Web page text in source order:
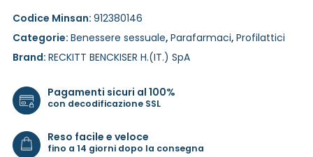
Codice Minsan: 912380146
Categorie: Benessere sessuale, Parafarmaci, Profilattici
Brand: RECKITT BENCKISER H.(IT.) SpA
Pagamenti sicuri al 100%
con decodificazione SSL
Reso facile e veloce
fino a 14 giorni dopo la consegna